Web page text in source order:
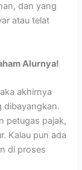
dan yang
atau telat
Alurnya!
akhirnya
dibayangkan.
petugas pajak,
Kalau pun ada
di proses